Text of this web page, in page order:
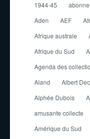
1944-45
Aden
AEF
Afrique australe
Afrique du Sud
Agenda des
Aland
Albert
Alphée Dubois
amusante collecte
Amérique du Sud